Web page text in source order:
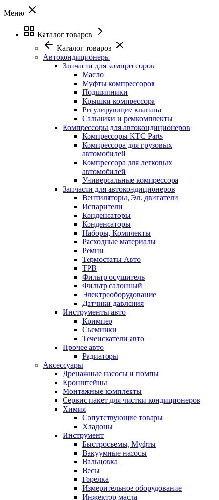
Меню
Каталог товаров
Каталог товаров
Автокондиционеры
Запчасти для компрессоров
Масло
Муфты компрессоров
Подшипники
Крышки компрессора
Регулирующие клапана
Сальники и ремкомплекты
Компрессоры для автокондиционеров
Компрессоры KTC Parts
Компрессора для грузовых
автомобилей
Компрессора для легковых
автомобилей
Универсальные компрессора
Запчасти для автокондиционеров
Вентиляторы, Эл. двигатели
Испарители
Конденсаторы
Конденсаторы
Наборы, Комплекты
Расходные материалы
Ремни
Термостаты Авто
ТРВ
Фильтр осушитель
Фильтр салонный
Электрооборудование
Датчики давления
Инструменты авто
Кримпер
Съемники
Течеискатели авто
Прочее авто
Радиаторы
Аксессуары
Дренажные насосы и помпы
Кронштейны
Монтажные комплекты
Сервис пакет для чистки кондиционеров
Химия
Сопутствующие товары
Хладоны
Инструмент
Быстросъемы, Муфты
Вакуумные насосы
Вальцовка
Весы
Горелка
Измерительное оборудование
Инжектор масла